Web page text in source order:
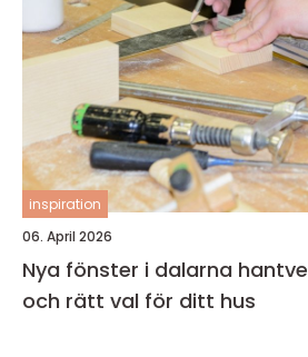
inspiration
06. April 2026
Nya fönster i dalarna hantverk, hållbarhet
och rätt val för ditt hus